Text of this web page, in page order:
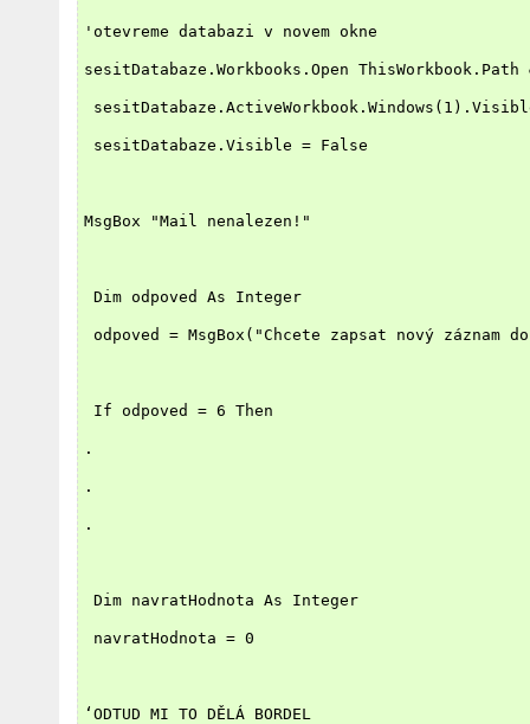
'otevreme databazi v novem okne
sesitDatabaze.Workbooks.Open
sesitDatabaze.Visible = False
MsgBox "Mail nenalezen!"
Dim odpoved As Integer
odpoved = MsgBox("Chcete zapsat nový záznam
If odpoved = 6 Then
.
.
.
Dim navratHodnota As Integer
navratHodnota = 0
‘ODTUD MI TO DĚLÁ BORDEL